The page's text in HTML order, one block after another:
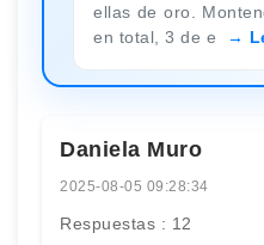
ellas de oro.
en total, 3 de e
Daniela Muro
2025-08-05 09:28:34
Respuestas : 12